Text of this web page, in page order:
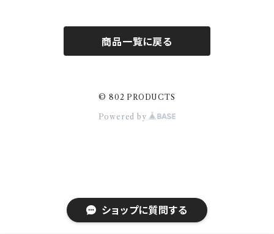
ショップに質問する
商品一覧に戻る
© 802 PRODUCTS
Powered by